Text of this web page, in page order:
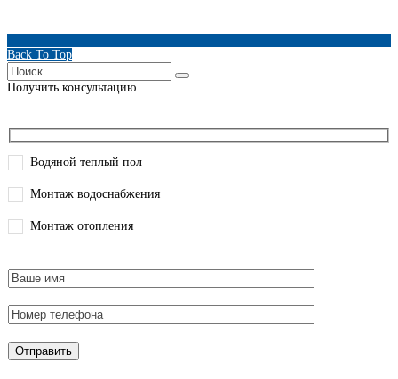
Back To Top
Получить консультацию
Водяной теплый пол
Монтаж водоснабжения
Монтаж отопления